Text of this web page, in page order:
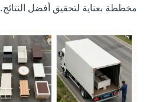
مخططة بعناية لتحقيق أفضل النتائج.